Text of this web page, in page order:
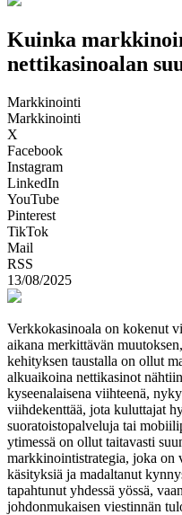
Kuinka
nettikasinoalan
Markkinointi
Markkinointi
X
Facebook
Instagram
LinkedIn
YouTube
Pinterest
TikTok
Mail
RSS
13/08/2025
Verkkokasinoala on kokenut
aikana merkittävän
kehityksen taustalla on ollut
alkuaikoina nettikasinot
kyseenalaisena viihteenä,
viihdekenttää, jota kuluttajat
suoratoistopalveluja tai
ytimessä on ollut taitavasti
markkinointistrategia, joka on
käsityksiä ja madaltanut
tapahtunut yhdessä yössä,
johdonmukaisen viestinnän